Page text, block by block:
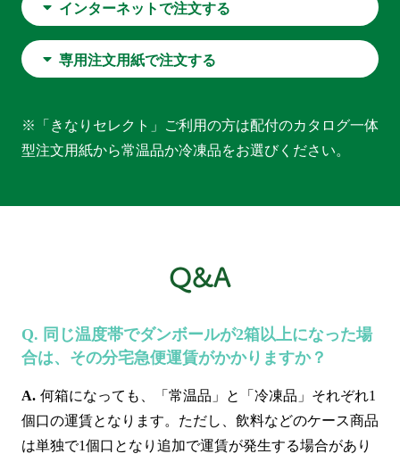
インターネットで注文する
専用注文用紙で注文する
※「きなりセレクト」ご利用の方は配付のカタログ一体
型注文用紙から常温品か冷凍品をお選びください。
同じ温度帯でダンボールが2箱以上になった場
合は、その分宅急便運賃がかかりますか？
何箱になっても、「常温品」と「冷凍品」それぞれ1
個口の運賃となります。ただし、飲料などのケース商品
は単独で1個口となり追加で運賃が発生する場合があり